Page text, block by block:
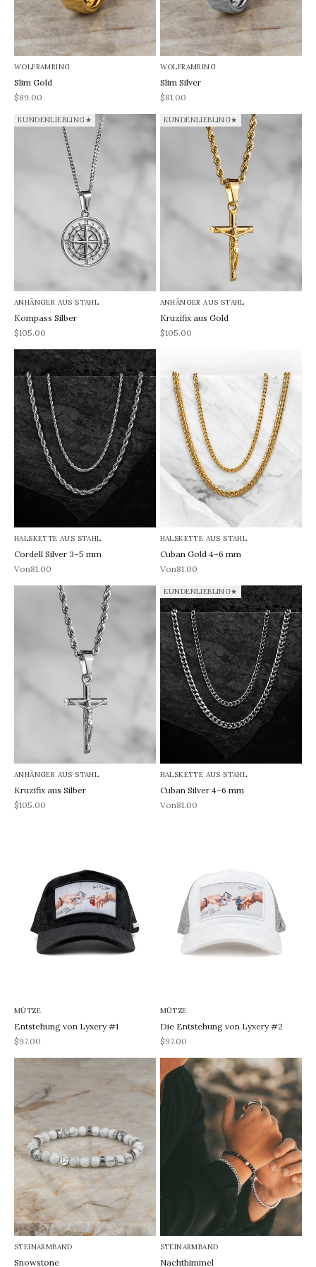
WOLFRAMRING
Slim Gold
REA-pris
$89.00
WOLFRAMRING
Slim Silver
REA-pris
$81.00
KUNDENLIEBLING★
ANHÄNGER AUS STAHL
Kompass Silber
REA-pris
$105.00
KUNDENLIEBLING★
ANHÄNGER AUS STAHL
Kruzifix aus Gold
REA-pris
$105.00
HALSKETTE AUS STAHL
Cordell Silver 3–5 mm
REA-pris
Von81.00
HALSKETTE AUS STAHL
Cuban Gold 4–6 mm
REA-pris
Von81.00
ANHÄNGER AUS STAHL
Kruzifix aus Silber
REA-pris
$105.00
KUNDENLIEBLING★
HALSKETTE AUS STAHL
Cuban Silver 4–6 mm
REA-pris
Von81.00
MÜTZE
Entstehung von Lyxery #1
REA-pris
$97.00
MÜTZE
Die Entstehung von Lyxery #2
REA-pris
$97.00
STEINARMBAND
Snowstone
STEINARMBAND
Nachthimmel